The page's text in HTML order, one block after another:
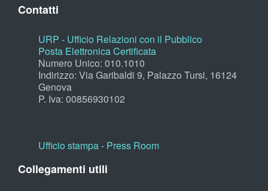
Contatti
URP - Ufficio Relazioni con il Pubblico
Posta Elettronica Certificata
Numero Unico: 010.1010
Indirizzo: Via Garibaldi 9, Palazzo Tursi, 16124
Genova
P. Iva: 00856930102
Ufficio stampa - Press Room
Collegamenti utili